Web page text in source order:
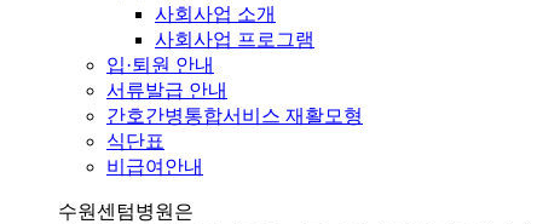
사회사업 소개
사회사업 프로그램
입·퇴원 안내
서류발급 안내
간호간병통합서비스 재활모형
식단표
비급여안내
수원센텀병원은